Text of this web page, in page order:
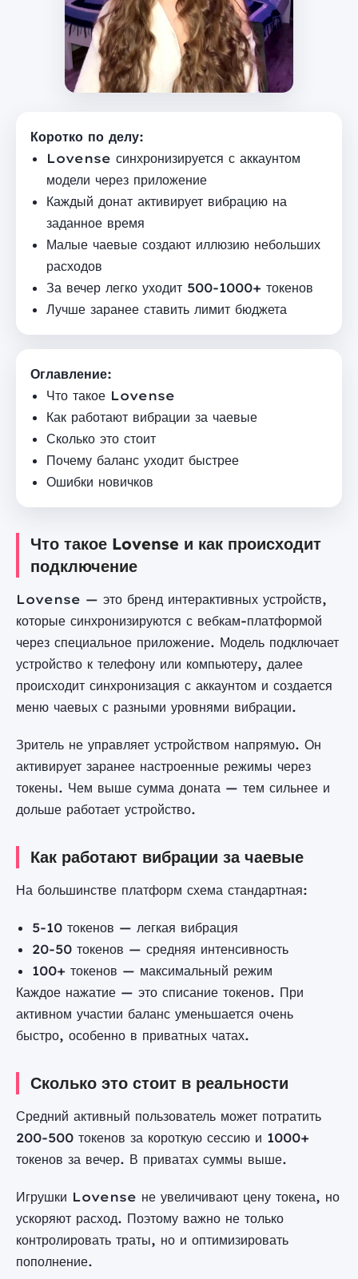
Коротко по делу:
Lovense синхронизируется с аккаунтом
модели через приложение
Каждый донат активирует вибрацию на
заданное время
Малые чаевые создают иллюзию небольших
расходов
За вечер легко уходит 500-1000+ токенов
Лучше заранее ставить лимит бюджета
Оглавление:
Что такое Lovense
Как работают вибрации за чаевые
Сколько это стоит
Почему баланс уходит быстрее
Ошибки новичков
Что такое Lovense и как происходит
подключение
Lovense — это бренд интерактивных устройств,
которые синхронизируются с вебкам-платформой
через специальное приложение. Модель подключает
устройство к телефону или компьютеру, далее
происходит синхронизация с аккаунтом и создается
меню чаевых с разными уровнями вибрации.
Зритель не управляет устройством напрямую. Он
активирует заранее настроенные режимы через
токены. Чем выше сумма доната — тем сильнее и
дольше работает устройство.
Как работают вибрации за чаевые
На большинстве платформ схема стандартная:
5-10 токенов — легкая вибрация
20-50 токенов — средняя интенсивность
100+ токенов — максимальный режим
Каждое нажатие — это списание токенов. При
активном участии баланс уменьшается очень
быстро, особенно в приватных чатах.
Сколько это стоит в реальности
Средний активный пользователь может потратить
200-500 токенов за короткую сессию и 1000+
токенов за вечер. В приватах суммы выше.
Игрушки Lovense не увеличивают цену токена, но
ускоряют расход. Поэтому важно не только
контролировать траты, но и оптимизировать
пополнение.